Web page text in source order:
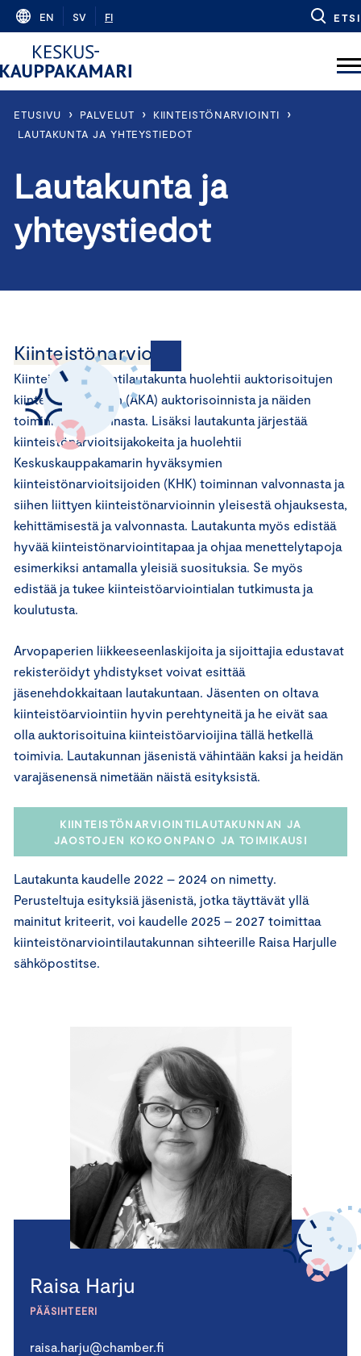
Skip
content
EN SV FI ETSI
ETUSIVU › PALVELUT › KIINTEISTÖNARVIOINTI ›
LAUTAKUNTA JA YHTEYSTIEDOT
Lautakunta ja
yhteystiedot
Kiinteistönarviointi
Kiinteistönarviointilautakunta huolehtii auktorisoitujen
kiinteistöarvioijien (AKA) auktorisoinnista ja näiden
toiminnan valvonnasta. Lisäksi lautakunta järjestää
kiinteistönarvioitsijakokeita ja huolehtii
Keskuskauppakamarin hyväksymien
kiinteistönarvioitsijoiden (KHK) toiminnan valvonnasta ja
siihen liittyen kiinteistönarvioinnin yleisestä ohjauksesta,
kehittämisestä ja valvonnasta. Lautakunta myös edistää
hyvää kiinteistönarviointitapaa ja ohjaa menettelytapoja
esimerkiksi antamalla yleisiä suosituksia. Se myös
edistää ja tukee kiinteistöarviointialan tutkimusta ja
koulutusta.
Arvopaperien liikkeeseenlaskijoita ja sijoittajia edustavat
rekisteröidyt yhdistykset voivat esittää
jäsenehdokkaitaan lautakuntaan. Jäsenten on oltava
kiinteistöarviointiin hyvin perehtyneitä ja he eivät saa
olla auktorisoituina kiinteistöarvioijina tällä hetkellä
toimivia. Lautakunnan jäsenistä vähintään kaksi ja heidän
varajäsenensä nimetään näistä esityksistä.
KIINTEISTÖNARVIOINTILAUTAKUNNAN JA
JAOSTOJEN KOKOONPANO JA TOIMIKAUSI
Lautakunta kaudelle 2022 – 2024 on nimetty.
Perusteltuja esityksiä jäsenistä, jotka täyttävät yllä
mainitut kriteerit, voi kaudelle 2025 – 2027 toimittaa
kiinteistönarviointilautakunnan sihteerille Raisa Harjulle
sähköpostitse.
Raisa Harju
PÄÄSIHTEERI
raisa.harju@chamber.fi